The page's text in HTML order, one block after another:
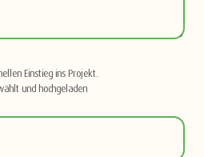
Einstieg ins Projekt.
und hochgeladen